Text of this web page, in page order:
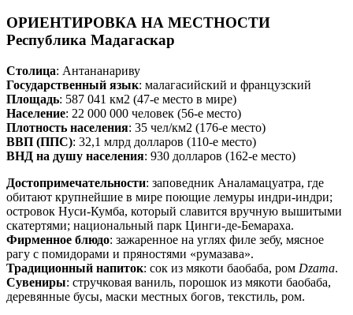
ОРИЕНТИРОВКА НА МЕСТНОСТИ
Республика Мадагаскар
Столица: Антананариву
Государственный язык: малагасийский и французский
Площадь: 587 041 км2 (47-е место в мире)
Население: 22 000 000 человек (56-е место)
Плотность населения: 35 чел/км2 (176-е место)
ВВП (ППС): 32,1 млрд долларов (110-е место)
ВНД на душу населения: 930 долларов (162-е место)
Достопримечательности: заповедник Аналамацуатра, где
обитают крупнейшие в мире поющие лемуры индри-индри;
островок Нуси-Кумба, который славится вручную вышитыми
скатертями; национальный парк Цинги-де-Бемараха.
Фирменное блюдо: зажаренное на углях филе зебу, мясное
рагу с помидорами и пряностями «румазава».
Традиционный напиток: сок из мякоти баобаба, ром Dzama.
Сувениры: стручковая ваниль, порошок из мякоти баобаба,
деревянные бусы, маски местных богов, текстиль, ром.